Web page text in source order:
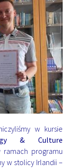
w kursie
&Culture
programu
w stolicy Irlandii –